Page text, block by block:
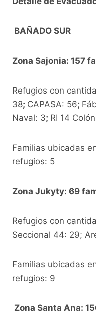
BAÑADO SUR
Zona Sajonia: 157
Refugios con
38; CAPASA: 56;
Naval: 3; RI 14
Familias ubicadas
refugios: 5
Zona Jukyty: 69
Refugios con
Seccional 44: 29;
Familias ubicadas
refugios: 9
Zona Santa Ana: